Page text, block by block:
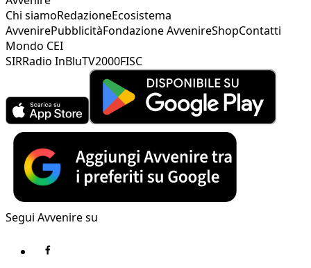
Chi siamoRedazioneEcosistema
AvvenirePubblicitàFondazione AvvenireShopContatti
Mondo CEI
SIRRadio InBluTV2000FISC
Segui Avvenire su